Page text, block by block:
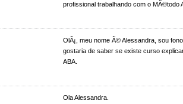
profissional trabalhando com o MÃ©todo
OlÃ¡, meu nome Ã© Alessandra, sou
gostaria de saber se existe curso
ABA.
Ola Alessandra.